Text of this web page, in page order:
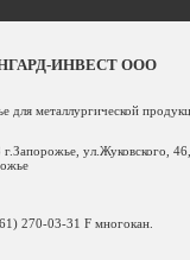
ИНВЕСТ ООО
для металлургической
г.Запорожье, ул.Жуковского,
270-03-31 F многокан.